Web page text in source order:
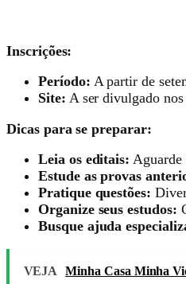
Inscrições:
Período: A partir de
Site: A ser divulgado
Dicas para se preparar:
Leia os editais: Aguarde
Estude as provas
Pratique questões:
Organize seus estudos:
Busque ajuda
VEJA Minha Casa Minha